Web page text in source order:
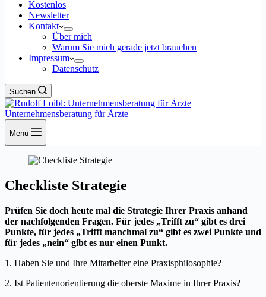
Kostenlos
Newsletter
Kontakt
Über mich
Warum Sie mich gerade jetzt brauchen
Impressum
Datenschutz
Suchen
Unternehmensberatung für Ärzte
Menü
Checkliste Strategie
Prüfen Sie doch heute mal die Strategie Ihrer Praxis anhand
der nachfolgenden Fragen. Für jedes „Trifft zu“ gibt es drei
Punkte, für jedes „Trifft manchmal zu“ gibt es zwei Punkte und
für jedes „nein“ gibt es nur einen Punkt.
1. Haben Sie und Ihre Mitarbeiter eine Praxisphilosophie?
2. Ist Patientenorientierung die oberste Maxime in Ihrer Praxis?